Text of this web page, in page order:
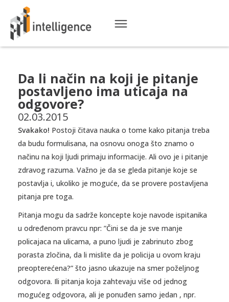
Da li način na koji je pitanje
postavljeno ima uticaja na
odgovore?
02.03.2015
Svakako! Postoji čitava nauka o tome kako pitanja treba
da budu formulisana, na osnovu onoga što znamo o
načinu na koji ljudi primaju informacije. Ali ovo je i pitanje
zdravog razuma. Važno je da se gleda pitanje koje se
postavlja i, ukoliko je moguće, da se provere postavljena
pitanja pre toga.
Pitanja mogu da sadrže koncepte koje navode ispitanika
u određenom pravcu npr: ”Čini se da je sve manje
policajaca na ulicama, a puno ljudi je zabrinuto zbog
porasta zločina, da li mislite da je policija u ovom kraju
preopterećena?” što jasno ukazuje na smer poželjnog
odgovora. Ili pitanja koja zahtevaju više od jednog
mogućeg odgovora, ali je ponuđen samo jedan , npr.